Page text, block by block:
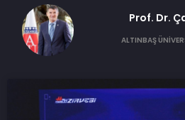
Prof. Dr.
ALTINBAŞ